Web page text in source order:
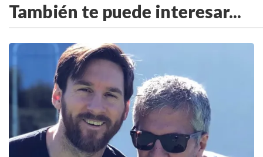
También te puede interesar...